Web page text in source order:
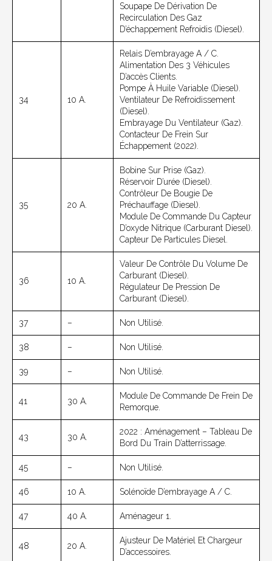
Soupape De Dérivation De
Recirculation Des Gaz
D’échappement Refroidis (diesel).
34 10 A.
Relais D’embrayage A / C.
Alimentation Des 3 Véhicules
D’accès Clients.
Pompe À Huile Variable (diesel).
Ventilateur De Refroidissement
(diesel).
Embrayage Du Ventilateur (gaz).
Contacteur De Frein Sur
Échappement (2022).
35 20 A.
Bobine Sur Prise (gaz).
Réservoir D’urée (diesel).
Contrôleur De Bougie De
Préchauffage (diesel).
Module De Commande Du Capteur
D’oxyde Nitrique (carburant Diesel).
Capteur De Particules Diesel.
36 10 A.
Valeur De Contrôle Du Volume De
Carburant (diesel).
Régulateur De Pression De
Carburant (diesel).
37 – Non Utilisé.
38 – Non Utilisé.
39 – Non Utilisé.
41 30 A.
Module De Commande De Frein De
Remorque.
43 30 A.
2022 : Aménagement – Tableau De
Bord Du Train D’atterrissage.
45 – Non Utilisé.
46 10 A. Solénoïde D’embrayage A / C.
47 40 A. Aménageur 1.
48 20 A.
Ajusteur De Matériel Et Chargeur
D’accessoires.